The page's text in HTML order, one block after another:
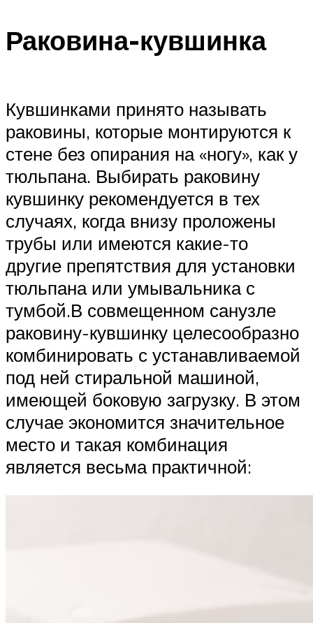
Раковина-кувшинка
Кувшинками принято называть
раковины, которые монтируются к
стене без опирания на «ногу», как у
тюльпана. Выбирать раковину
кувшинку рекомендуется в тех
случаях, когда внизу проложены
трубы или имеются какие-то
другие препятствия для установки
тюльпана или умывальника с
тумбой.В совмещенном санузле
раковину-кувшинку целесообразно
комбинировать с устанавливаемой
под ней стиральной машиной,
имеющей боковую загрузку. В этом
случае экономится значительное
место и такая комбинация
является весьма практичной: